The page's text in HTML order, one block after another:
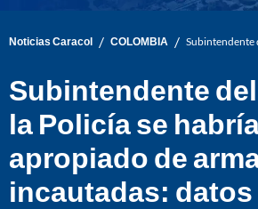
Noticias Caracol / COLOMBIA / Subintendente
Subintendente
la Policía se
apropiado de
incautadas: datos